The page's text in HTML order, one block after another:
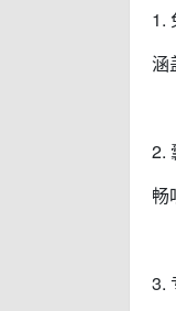
1.
涵
2.
畅
3.